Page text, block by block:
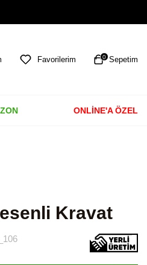
Favorilerim 0 Sepetim
ONLİNE'A ÖZEL
Kravat